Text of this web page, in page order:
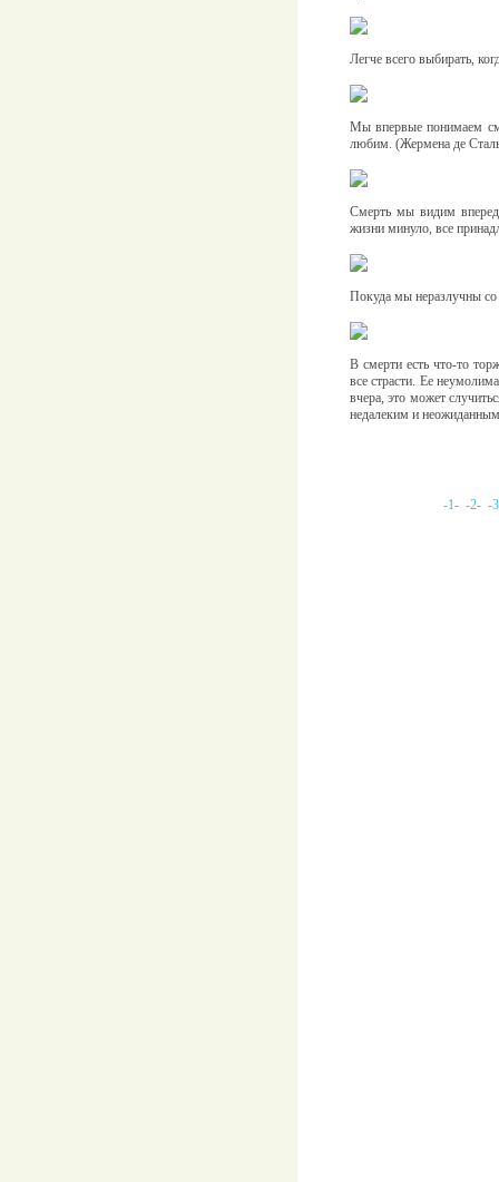
Легче всего выбирать,
Мы впервые понимаем
любим. (Жермена де
Смерть мы видим
жизни минуло, все
Покуда мы неразлучны
В смерти есть что-то
все страсти. Еe
вчера, это может
недалеким и
-1- -2- -